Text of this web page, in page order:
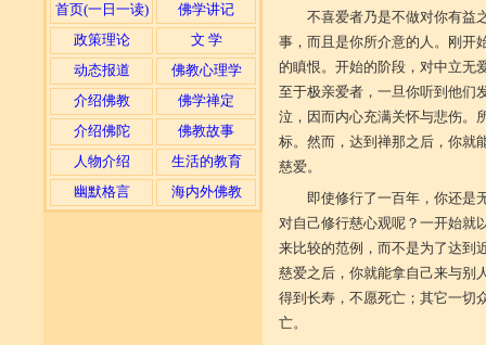
首页(一日一读)
佛学讲记
政策理论
文 学
动态报道
佛教心理学
介绍佛教
佛学禅定
介绍佛陀
佛教故事
人物介绍
生活的教育
幽默格言
海内外佛教
不喜爱者乃是不做对你有益
事，而且是你所介意的人。刚开
的瞋恨。开始的阶段，对中立无
至于极亲爱者，一旦你听到他们
泣，因而内心充满关怀与悲伤。
标。然而，达到禅那之后，你就
慈爱。
即使修行了一百年，你还是
对自己修行慈心观呢？一开始就
来比较的范例，而不是为了达到
慈爱之后，你就能拿自己来与别
得到长寿，不愿死亡；其它一切
亡。